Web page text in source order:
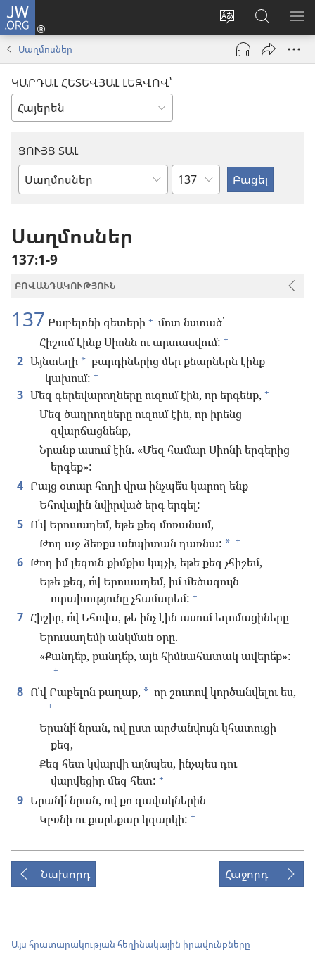
JW.ORG
Փոխել
կայքի
լեզուն
Մուտքագրվել
(բացվումՈրոնում
JW.ORG
կայքում
Սաղմոսներ
ԿԱՐԴԱԼ ՀԵՏԵՎՅԱԼ ԼԵԶՎՈՎ՝
ՑՈՒՅՑ ՏԱԼ
Աստվածաշնչյան
Ըստ
գլուխների
Սաղմոսներ
137։1-9
ԲՈՎԱՆԴԱԿՈՒԹՅՈՒՆ
137 Բաբելոնի գետերի + մոտ նստած՝
Հիշում էինք Սիոնն ու արտասվում: +
2 Այնտեղի * բարդիներից մեր քնարներն էինք
կախում: +
3 Մեզ գերեվարողները ուզում էին, որ երգենք, +
Մեզ ծաղրողները ուզում էին, որ իրենց
զվարճացնենք,
Նրանք ասում էին. «Մեզ համար Սիոնի երգերից
երգեք»:
4 Բայց օտար հողի վրա ինչպե՞ս կարող ենք
Եհովային նվիրված երգ երգել:
5 Ո՛վ Երուսաղեմ, եթե քեզ մոռանամ,
Թող աջ ձեռքս անպիտան դառնա: * +
6 Թող իմ լեզուն քիմքիս կպչի, եթե քեզ չհիշեմ,
Եթե քեզ, ո՛վ Երուսաղեմ, իմ մեծագույն
ուրախությունը չհամարեմ: +
7 Հիշիր, ո՛վ Եհովա, թե ինչ էին ասում եդոմացիները
Երուսաղեմի անկման օրը.
«Քանդե՛ք, քանդե՛ք, այն հիմնահատակ ավերե՛ք»:
+
8 Ո՛վ Բաբելոն քաղաք, * որ շուտով կործանվելու ես,
+
Երանի՜ նրան, ով ըստ արժանվույն կհատուցի
քեզ,
Քեզ հետ կվարվի այնպես, ինչպես դու
վարվեցիր մեզ հետ: +
9 Երանի՜ նրան, ով քո զավակներին
Կբռնի ու քարեքար կզարկի: +
Նախորդ Հաջորդ
Այս հրատարակության հեղինակային իրավունքները